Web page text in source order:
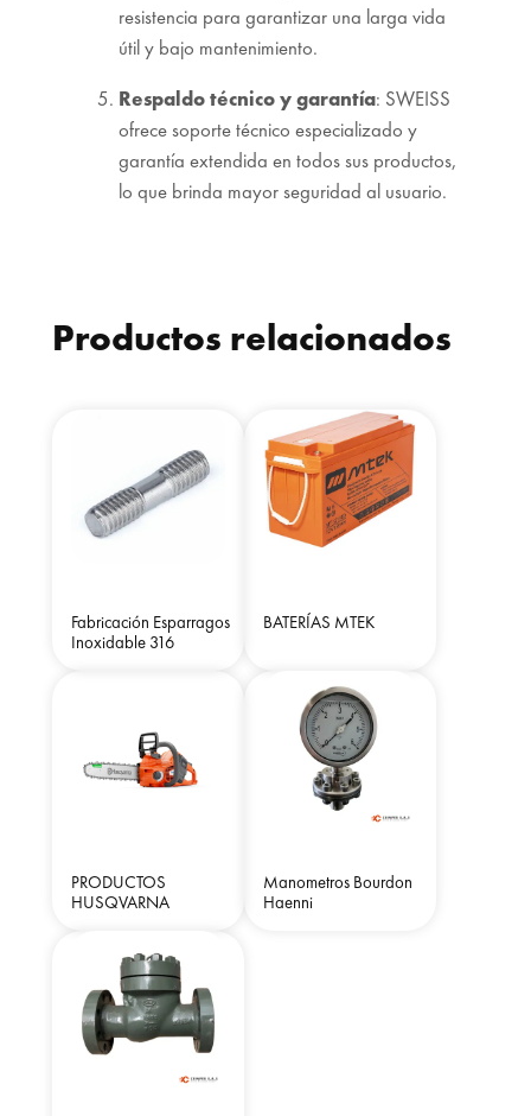
resistencia para garantizar una larga vida
útil y bajo mantenimiento.
Respaldo técnico y garantía: SWEISS
ofrece soporte técnico especializado y
garantía extendida en todos sus productos,
lo que brinda mayor seguridad al usuario.
Productos relacionados
Fabricación Esparragos
Inoxidable 316
BATERÍAS MTEK
PRODUCTOS
HUSQVARNA
Manometros Bourdon
Haenni